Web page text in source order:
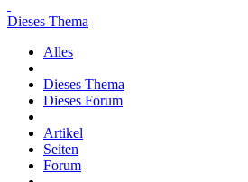
Dieses Thema
Alles
Dieses Thema
Dieses Forum
Artikel
Seiten
Forum